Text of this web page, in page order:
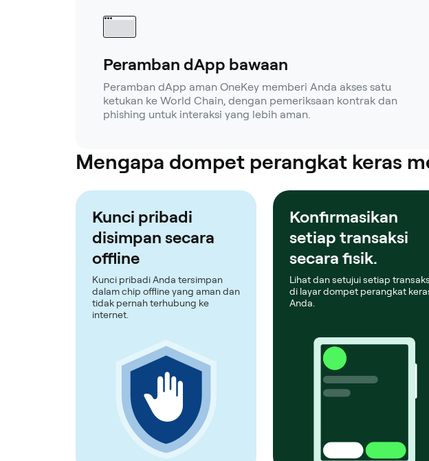
Peramban dApp bawaan
Peramban dApp aman OneKey memberi Anda akses satu
ketukan ke World Chain, dengan pemeriksaan kontrak dan
phishing untuk interaksi yang lebih aman.
Mengapa dompet perangkat keras
Kunci pribadi
disimpan secara
offline
Kunci pribadi Anda tersimpan
dalam chip offline yang aman dan
tidak pernah terhubung ke
internet.
Konfirmasikan
setiap transaksi
secara fisik.
Lihat dan setujui setiap
di layar dompet perangkat
Anda.